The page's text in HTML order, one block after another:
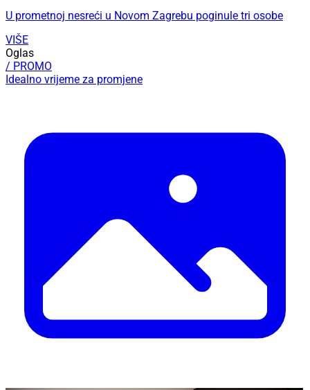
U prometnoj nesreći u Novom Zagrebu poginule tri osobe
VIŠE
Oglas
/ PROMO
Idealno vrijeme za promjene